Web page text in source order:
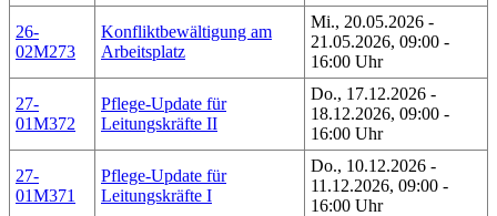
26-
02M273
Konfliktbewältigung am
Arbeitsplatz
Mi., 20.05.2026 -
21.05.2026, 09:00 -
16:00 Uhr
27-
01M372
Pflege-Update für
Leitungskräfte II
Do., 17.12.2026 -
18.12.2026, 09:00 -
16:00 Uhr
27-
01M371
Pflege-Update für
Leitungskräfte I
Do., 10.12.2026 -
11.12.2026, 09:00 -
16:00 Uhr